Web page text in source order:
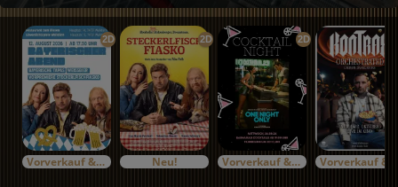
2D
Vorverkauf & Specials
2D
Neu!
2D
Vorverkauf & Specials